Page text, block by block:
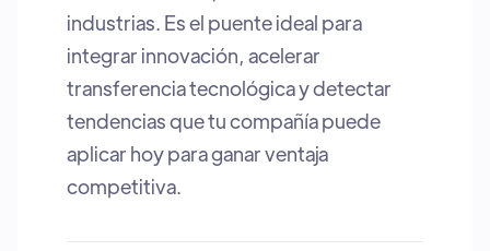
industrias. Es el puente ideal para
integrar innovación, acelerar
transferencia tecnológica y detectar
tendencias que tu compañía puede
aplicar hoy para ganar ventaja
competitiva.